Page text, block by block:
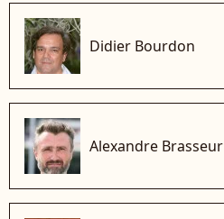
Didier Bourdon
Alexandre Brasseur